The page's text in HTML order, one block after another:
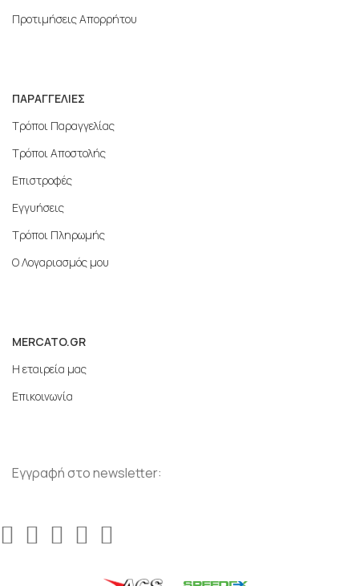
Προτιμήσεις Απορρήτου
ΠΑΡΑΓΓΕΛΙΕΣ
Τρόποι Παραγγελίας
Τρόποι Αποστολής
Επιστροφές
Εγγυήσεις
Τρόποι Πληρωμής
Ο Λογαριασμός μου
MERCATO.GR
Η εταιρεία μας
Επικοινωνία
Εγγραφή στο newsletter: